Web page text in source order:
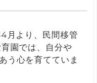
月より、民間移管
園では、自分や
う心を育てていま